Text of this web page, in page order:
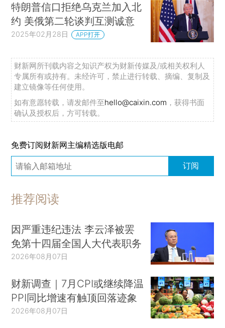
特朗普信口拒绝乌克兰加入北
约 美俄第二轮谈判互测诚意
2025年02月28日 APP打开
财新网所刊载内容之知识产权为财新传媒及/或相关权利人
专属所有或持有。未经许可，禁止进行转载、摘编、复制及
建立镜像等任何使用。
如有意愿转载，请发邮件至hello@caixin.com ，获得书面
确认及授权后，方可转载。
免费订阅财新网主编精选版电邮
订阅
推荐阅读
因严重违纪违法 李云泽被罢
免第十四届全国人大代表职务
2026年08月07日
财新调查｜7月CPI或继续降温
PPI同比增速有触顶回落迹象
2026年08月07日